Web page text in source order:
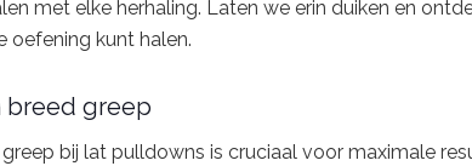
met elke herhaling. Laten we erin duiken en
oefening kunt halen.
breed greep
bij lat pulldowns is cruciaal voor maximale